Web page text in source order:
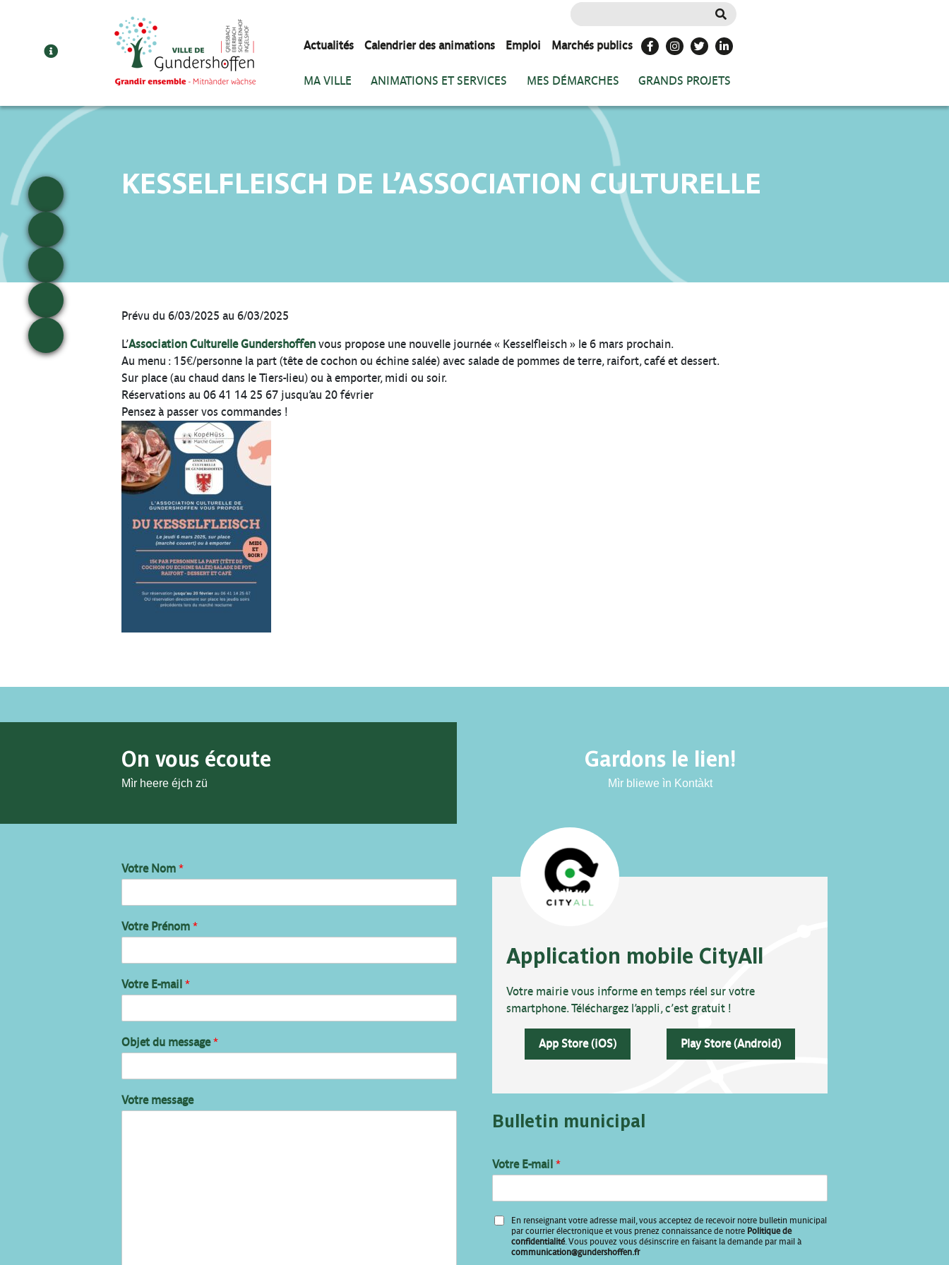
Rechercher
Actualités
Calendrier des animations Emploi Marchés publics
MA VILLE ANIMATIONS ET SERVICES MES DÉMARCHES GRANDS PROJETS
KESSELFLEISCH DE L’ASSOCIATION CULTURELLE
Prévu du 6/03/2025 au 6/03/2025
L’Association Culturelle Gundershoffen vous propose une nouvelle journée « Kesselfleisch » le 6 mars prochain.
Au menu : 15€/personne la part (tête de cochon ou échine salée) avec salade de pommes de terre, raifort, café et dessert.
Sur place (au chaud dans le Tiers-lieu) ou à emporter, midi ou soir.
Réservations au 06 41 14 25 67 jusqu’au 20 février
Pensez à passer vos commandes !
On vous écoute
Mìr heere éjch zü
Votre Nom *
Votre Prénom *
Votre E-mail *
Objet du message*
Votre message
Gardons le lien!
Mìr bliewe ìn Kontàkt
Application mobile CityAll
Votre mairie vous informe en temps réel sur votre
smartphone. Téléchargez l’appli, c’est gratuit !
App Store (iOS) Play Store (Android)
Bulletin municipal
V
o
r
e
E
Votre E-mail *
En renseignant votre adresse mail, vous acceptez de recevoir notre bulletin municipal
par courrier électronique et vous prenez connaissance de notre Politique de
confidentialité. Vous pouvez vous désinscrire en faisant la demande par mail à
communication@gundershoffen.fr